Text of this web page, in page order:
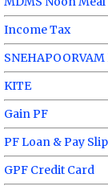
Income Tax
KITE
Gain PF
PF Loan & Pay
GPF Credit Card